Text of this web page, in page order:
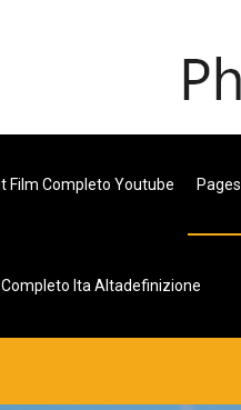
Film Completo Youtube Pages
Ita Altadefinizione